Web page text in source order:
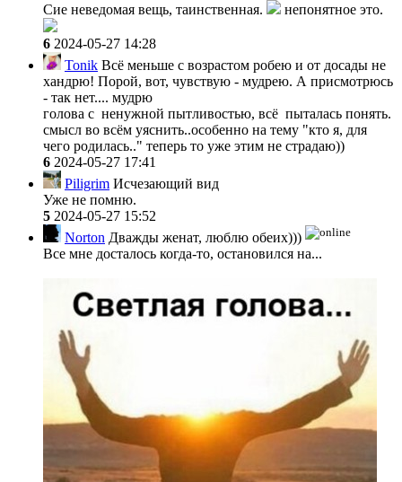
Сие неведомая вещь, таинственная.
непонятное это.
6 2024-05-27 14:28
Tonik Всё меньше с возрастом робею и от досады не
хандрю! Порой, вот, чувствую - мудрею. А присмотрюсь
- так нет.... мудрю
голова с ненужной пытливостью, всё пыталась понять.
смысл во всём уяснить..особенно на тему "кто я, для
чего родилась.." теперь то уже этим не страдаю))
6 2024-05-27 17:41
Piligrim Исчезающий вид
Уже не помню.
5 2024-05-27 15:52
Norton Дважды женат, люблю обеих)))
Все мне досталось когда-то, остановился на...